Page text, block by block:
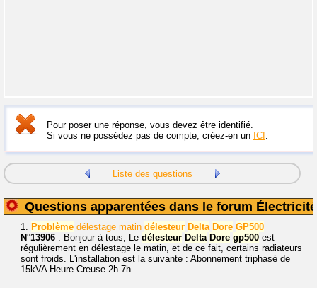
Pour poser une réponse, vous devez être identifié.
Si vous ne possédez pas de compte, créez-en un ICI .
Liste des questions
Questions apparentées dans le forum Électricité
1. Problème délestage matin délesteur Delta Dore GP500
N°13906 : Bonjour à tous, Le délesteur Delta Dore gp500 est
régulièrement en délestage le matin, et de ce fait, certains radiateurs
sont froids. L'installation est la suivante : Abonnement triphasé de
15kVA Heure Creuse 2h-7h...